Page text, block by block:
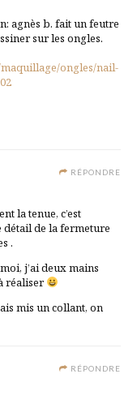
agnès b. fait un feutre
sur les ongles.
ongles/nail-
RÉPONDRE
la tenue, c’est
détail de la fermeture
.
j’ai deux mains
réaliser
mis un collant, on
RÉPONDRE